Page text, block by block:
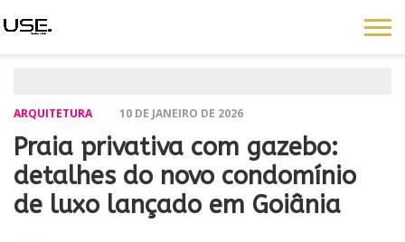
ARQUITETURA 10 DE JANEIRO DE 2026
Praia privativa com gazebo:
detalhes do novo condomínio
de luxo lançado em Goiânia